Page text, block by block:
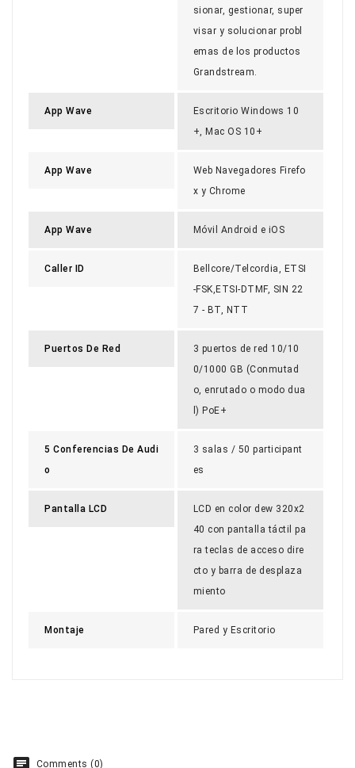
sionar, gestionar, super
visar y solucionar probl
emas de los productos
Grandstream.
App Wave
Escritorio Windows 10
+, Mac OS 10+
App Wave
Web Navegadores Firefo
x y Chrome
App Wave Móvil Android e iOS
Caller ID
Bellcore/Telcordia, ETSI
-FSK,ETSI-DTMF, SIN 22
7 - BT, NTT
Puertos De Red
3 puertos de red 10/10
0/1000 GB (Conmutad
o, enrutado o modo dua
l) PoE+
5 Conferencias De Audi
O
3 salas / 50 participant
es
Pantalla LCD
LCD en color dew 320x2
40 con pantalla táctil pa
ra teclas de acceso dire
cto y barra de desplaza
miento
Montaje Pared y Escritorio
Comments (0)